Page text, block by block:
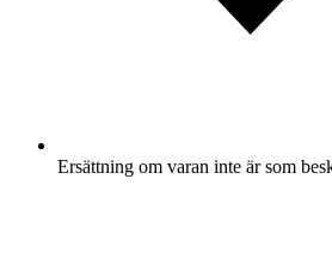
Ersättning om varan inte är som